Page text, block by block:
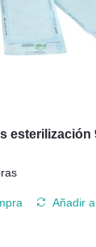
esterilización
Añadir